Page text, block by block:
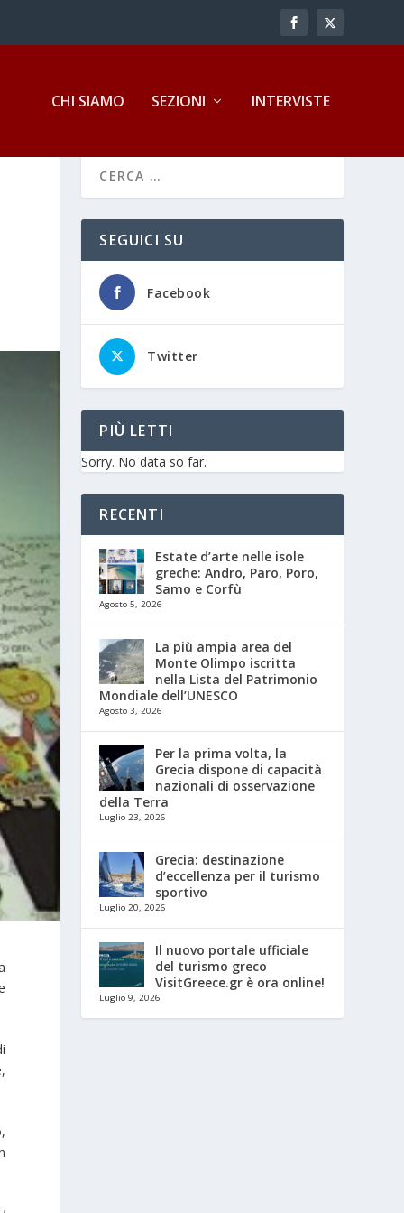
CHI SIAMO SEZIONI INTERVISTE
SEGUICI SU
Facebook
Twitter
PIÙ LETTI
Sorry. No data so far.
RECENTI
Estate d’arte nelle isole
greche: Andro, Paro, Poro,
Samo e Corfù
Agosto 5, 2026
La più ampia area del
Monte Olimpo iscritta
nella Lista del Patrimonio
Mondiale dell’UNESCO
Agosto 3, 2026
Per la prima volta, la
Grecia dispone di capacità
nazionali di osservazione
della Terra
Luglio 23, 2026
Grecia: destinazione
d’eccellenza per il turismo
sportivo
Luglio 20, 2026
Il nuovo portale ufficiale
del turismo greco
VisitGreece.gr è ora online!
Luglio 9, 2026